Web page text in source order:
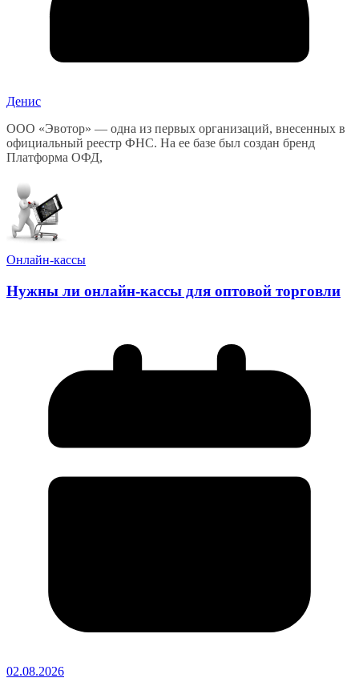
Денис
ООО «Эвотор» — одна из первых организаций, внесенных в
официальный реестр ФНС. На ее базе был создан бренд
Платформа ОФД,
Онлайн-кассы
Нужны ли онлайн-кассы для оптовой торговли
02.08.2026